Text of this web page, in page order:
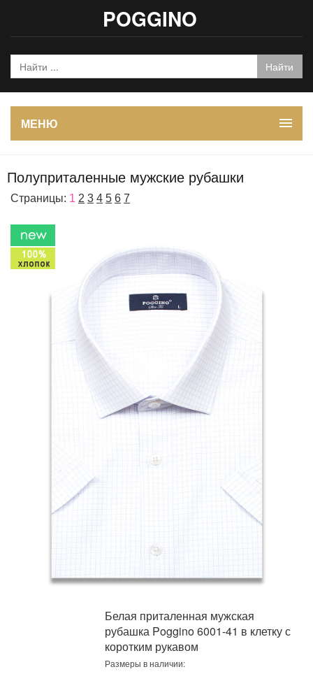
POGGINO
МЕНЮ
Полуприталенные мужские рубашки
Страницы: 1 2 3 4 5 6 7
Белая приталенная мужская
рубашка Poggino 6001-41 в клетку с
коротким рукавом
Размеры в наличии: